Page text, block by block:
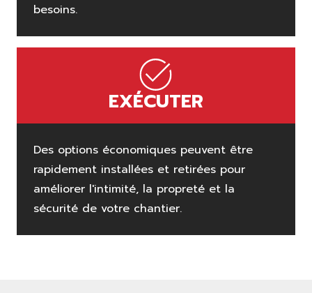
besoins.
EXÉCUTER
Des options économiques peuvent être
rapidement installées et retirées pour
améliorer l'intimité, la propreté et la
sécurité de votre chantier.